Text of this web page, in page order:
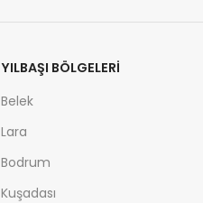
YILBAŞI BÖLGELERI
Belek
Lara
Bodrum
Kuşadası